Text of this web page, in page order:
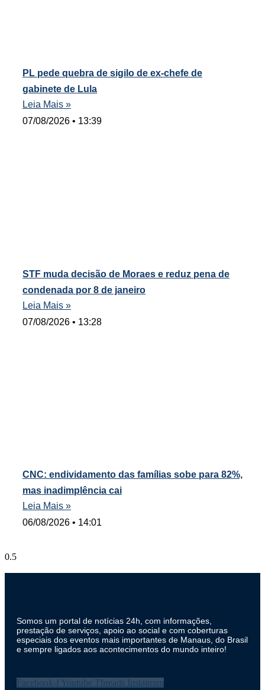
PL pede quebra de sigilo de ex-chefe de
gabinete de Lula
Leia Mais »
07/08/2026
13:39
STF muda decisão de Moraes e reduz pena de
condenada por 8 de janeiro
Leia Mais »
07/08/2026
13:28
CNC: endividamento das famílias sobe para 82%,
mas inadimplência cai
Leia Mais »
06/08/2026
14:01
Somos um portal de notícias 24h, com informações,
prestação de serviços, apoio ao social e com coberturas
especiais dos eventos mais importantes de Manaus, do Brasil
e sempre ligados aos acontecimentos do mundo inteiro!
Facebook-f Youtube Threads Instagram